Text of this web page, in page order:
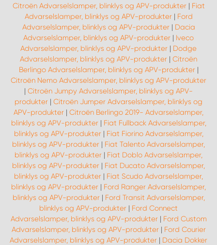
Citroën Advarselslamper, blinklys og APV-produkter| Fiat
Advarselslamper, blinklys og APV-produkter| Ford
Advarselslamper, blinklys og APV-produkter| Dacia
Advarselslamper, blinklys og APV-produkter | Iveco
Advarselslamper, blinklys og APV-produkter | Dodge
Advarselslamper, blinklys og APV-produkter | Citroën
Berlingo Advarselslamper, blinklys og APV-produkter|
Citroën Nemo Advarselslamper, blinklys og APV-produkter
| Citroën Jumpy Advarselslamper, blinklys og APV-
produkter | Citroën Jumper Advarselslamper, blinklys og
APV-produkter | Citroën Berlingo 2019- Advarselslamper,
blinklys og APV-produkter| Fiat Fullback Advarselslamper,
blinklys og APV-produkter| Fiat Fiorino Advarselslamper,
blinklys og APV-produkter | Fiat Talento Advarselslamper,
blinklys og APV-produkter | Fiat Doblo Advarselslamper,
blinklys og APV-produkter | Fiat Ducato Advarselslamper,
blinklys og APV-produkter | Fiat Scudo Advarselslamper,
blinklys og APV-produkter | Ford Ranger Advarselslamper,
blinklys og APV-produkter| Ford Transit Advarselslamper,
blinklys og APV-produkter | Ford Connect
Advarselslamper, blinklys og APV-produkter| Ford Custom
Advarselslamper, blinklys og APV-produkter| Ford Courier
Advarselslamper, blinklys og APV-produkter | Dacia Dokker